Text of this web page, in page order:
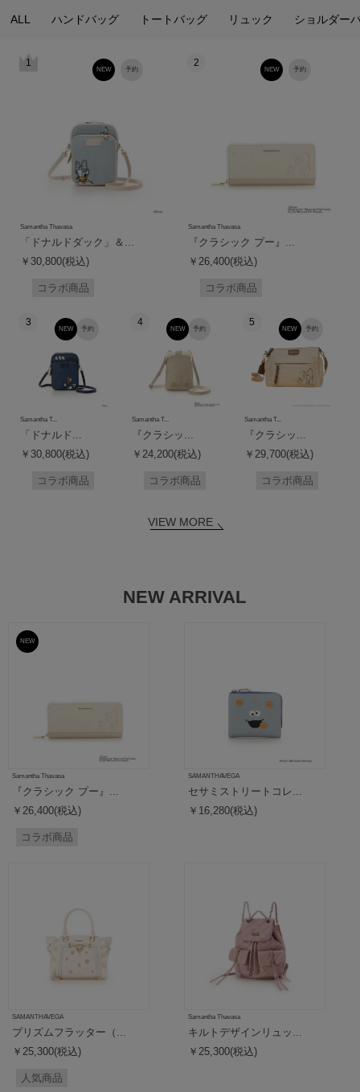
ALL ハンドバッグ トートバッグ リュック ショルダー
1
予約
NEW
Samantha Thavasa
「ドナルドダック」＆...
￥30,800(税込)
コラボ商品
2
予約
NEW
Samantha Thavasa
『クラシック プー』...
￥26,400(税込)
コラボ商品
3
予約
NEW
Samantha T...
「ドナルド...
￥30,800(税込)
コラボ商品
4
予約
NEW
Samantha T...
『クラシッ...
￥24,200(税込)
コラボ商品
5
予約
NEW
Samantha T...
『クラシッ...
￥29,700(税込)
コラボ商品
VIEW MORE
NEW ARRIVAL
予約
NEW
Samantha Thavasa
『クラシック プー』...
￥26,400(税込)
コラボ商品
SAMANTHAVEGA
セサミストリートコレ...
￥16,280(税込)
SAMANTHAVEGA
プリズムフラッター（...
￥25,300(税込)
人気商品
Samantha Thavasa
キルトデザインリュッ...
￥25,300(税込)